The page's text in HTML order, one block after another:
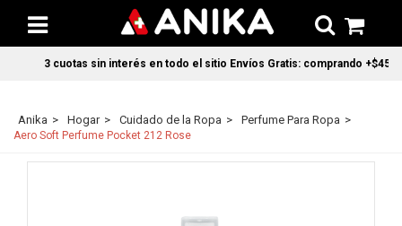
3 cuotas sin interés en todo el sitio Envíos Gratis: comprando
Anika Hogar Cuidado de la Ropa Perfume Para Ropa
Aero Soft Perfume Pocket 212 Rose